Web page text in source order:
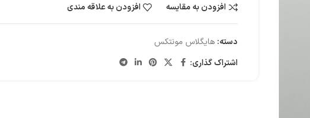
افزودن به مقایسه
افزودن به علاقه مندی
دسته: هایگلاس مونتکس
اشتراک گذاری: